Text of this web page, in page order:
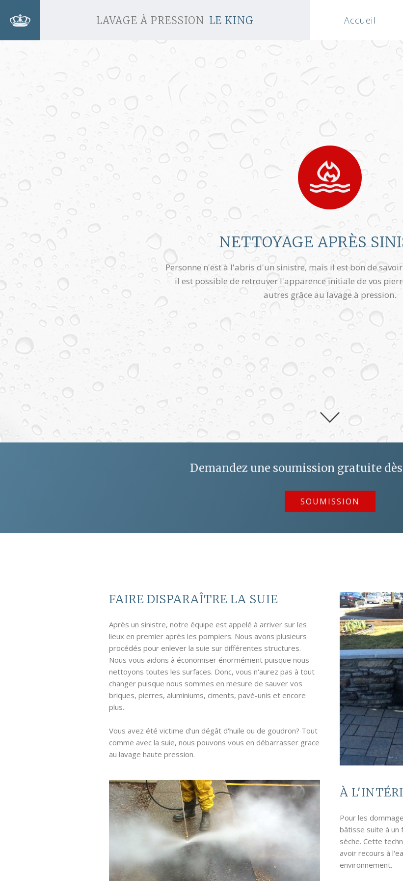
LAVAGE À PRESSION LE KING Accueil
NETTOYAGE APRÈS
Personne n'est à l'abris d'un sinistre, mais il est bon de
il est possible de retrouver l'apparence initiale de vos
autres grâce au lavage à pression.
Demandez une soumission gratuite
SOUMISSION
FAIRE DISPARAÎTRE LA SUIE
Après un sinistre, notre équipe est appelé à arriver sur les
lieux en premier après les pompiers. Nous avons plusieurs
procédés pour enlever la suie sur différentes structures.
Nous vous aidons à économiser énormément puisque nous
nettoyons toutes les surfaces. Donc, vous n'aurez pas à tout
changer puisque nous sommes en mesure de sauver vos
briques, pierres, aluminiums, ciments, pavé-unis et encore
plus.
Vous avez été victime d'un dégât d'huile ou de goudron? Tout
comme avec la suie, nous pouvons vous en débarrasser grace
au lavage haute pression.
À
Pour les
bâtisse suite à un
sèche. Cette
avoir recours à
environnement.